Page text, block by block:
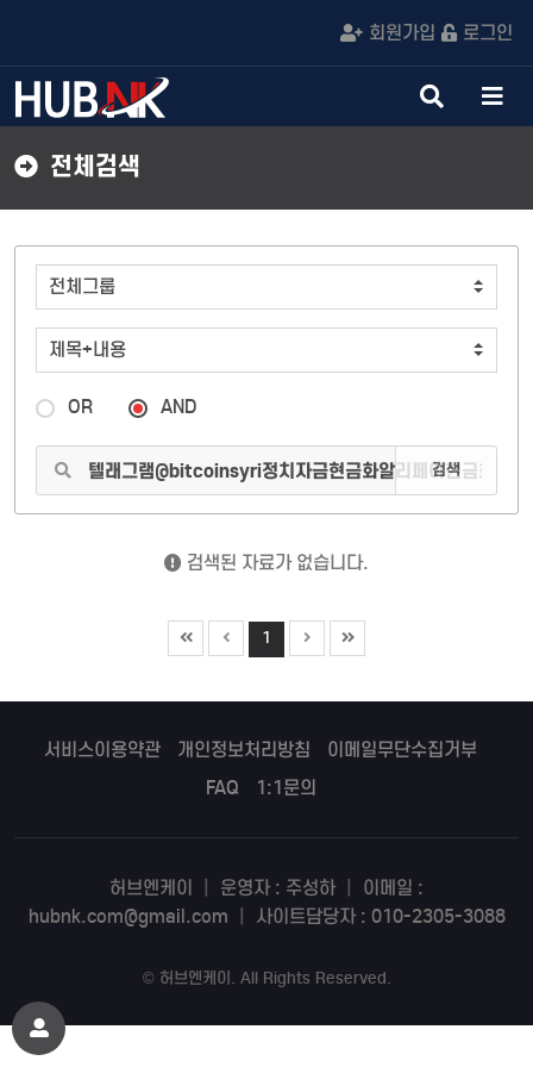
회원가입 로그인
검
색
메
뉴
전체검색
OR AND
검색
검색된 자료가 없습니다.
1
서비스이용약관 개인정보처리방침
이메일무단수집거부
FAQ
1:1문의
허브엔케이 운영자 : 주성하
이메일 :
hubnk.com@gmail.com
사이트담당자 : 010-2305-3088
© 허브엔케이 . All Rights Reserved.